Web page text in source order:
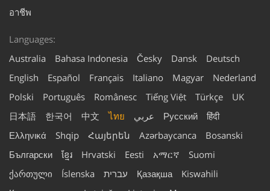
อาชีพ
Languages:
Australia
Bahasa Indonesia Česky Dansk
Deutsch
English
Español Français Italiano Magyar
Nederland
Polski
Português Românesc Tiếng Việt Türkçe
UK
日本語
한국어 中文 ไทย عربي Русский
हिंदी
Ελληνικά
Shqip Հայերեն Azərbaycanca
Bosanski
Български
ខ្មែរ Hrvatski Eesti አማርኛ
Suomi
ქართული
Íslenska עברית Қазақша
Kiswahili